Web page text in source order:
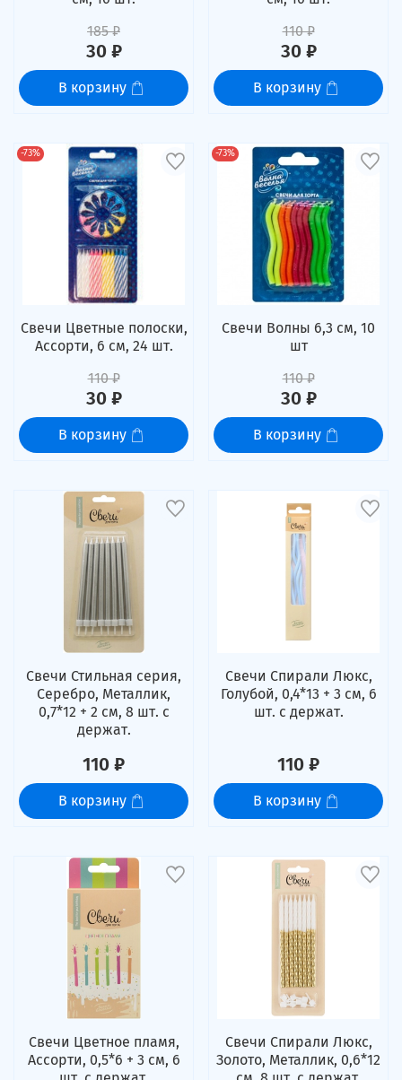
185 ₽
30 ₽
В корзину
110 ₽
30 ₽
В корзину
-73%
Свечи Цветные полоски,
Ассорти, 6 см, 24 шт.
110 ₽
30 ₽
В корзину
-73%
Свечи Волны 6,3 см, 10
шт
110 ₽
30 ₽
В корзину
Свечи Стильная серия,
Серебро, Металлик,
0,7*12 + 2 см, 8 шт. с
держат.
110 ₽
В корзину
Свечи Спирали Люкс,
Голубой, 0,4*13 + 3 см, 6
шт. с держат.
110 ₽
В корзину
Свечи Цветное пламя,
Ассорти, 0,5*6 + 3 см, 6
Свечи Спирали Люкс,
Золото, Металлик, 0,6*12